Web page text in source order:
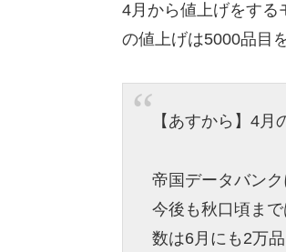
4月から値上げをする
の値上げは5000品目
【あすから】4
帝国データバン
今後も秋口頃ま
数は6月にも2万